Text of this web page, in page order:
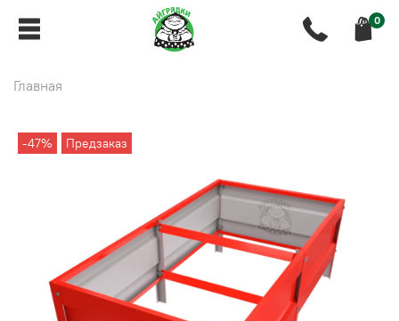
0
Главная
-47% Предзаказ